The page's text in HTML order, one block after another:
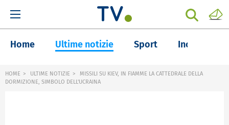
Home Ultime notizie Sport Inchieste
HOME ULTIME NOTIZIE
MISSILI SU KIEV, IN FIAMME LA CATTEDRALE DELLA
DORMIZIONE, SIMBOLO DELL'UCRAINA